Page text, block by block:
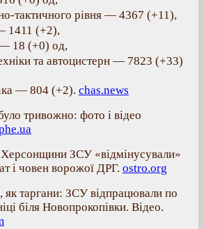
тактичного рівня — 4367 (+11),
1411 (+2),
— 18 (+0) од,
та автоцистерн — 7823 (+33)
— 804 (+2). chas.news
тривожно: фото і відео
ЗСУ «відмінусували»
і човен ворожої ДРГ. ostro.org
як таргани: ЗСУ відпрацювали по
біля Новопрокопівки. Відео.